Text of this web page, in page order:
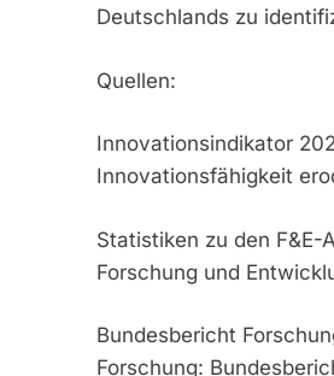
Deutschlands zu
Quellen:
Innovationsindikator
Innovationsfähigkeit
Statistiken zu den F&E-
Forschung und
Bundesbericht
Forschung: